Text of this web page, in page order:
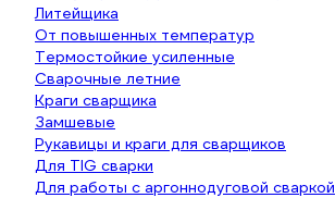
Литейщика
От повышенных температур
Термостойкие усиленные
Сварочные летние
Краги сварщика
Замшевые
Рукавицы и краги для сварщиков
Для TIG сварки
Для работы с аргоннодуговой сваркой